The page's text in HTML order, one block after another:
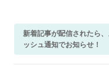
新着記事が配信されたら
ッシュ通知でお知らせ！